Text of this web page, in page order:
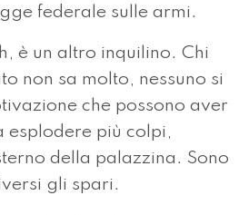
federale sulle armi.
è un altro inquilino. Chi
non sa molto, nessuno si
che possono aver
esplodere più colpi,
della palazzina. Sono
gli spari.